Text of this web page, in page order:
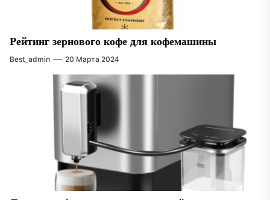
Рейтинг зернового кофе для кофемашины
Best_admin 20 Марта 2024